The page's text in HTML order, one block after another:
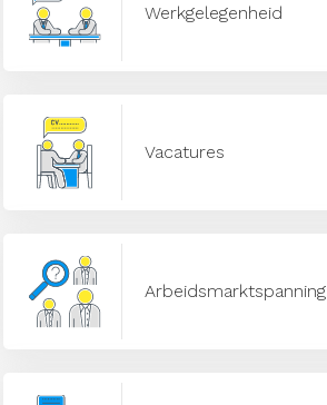
Werkgelegenheid
Vacatures
Arbeidsmarktspanning